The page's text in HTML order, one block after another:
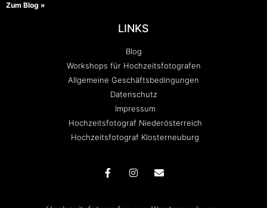
Zum Blog »
LINKS
Blog
Workshops für Hochzeitsfotografen
Allgemeine Geschäftsbedingungen
Datenschutz
Impressum
Hochzeitsfotograf Niederösterreich
Hochzeitsfotograf Klosterneuburg